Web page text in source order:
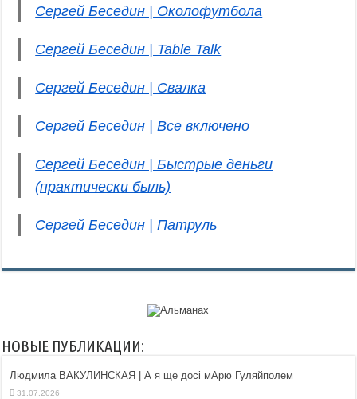
Сергей Беседин | Околофутбола
Сергей Беседин | Table Talk
Сергей Беседин | Свалка
Сергей Беседин | Все включено
Сергей Беседин | Быстрые деньги
(практически быль)
Сергей Беседин | Патруль
НОВЫЕ ПУБЛИКАЦИИ:
Людмила ВАКУЛИНСКАЯ | А я ще досі мАрю Гуляйполем
31.07.2026